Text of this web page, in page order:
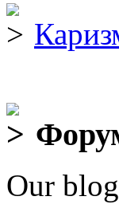
Our